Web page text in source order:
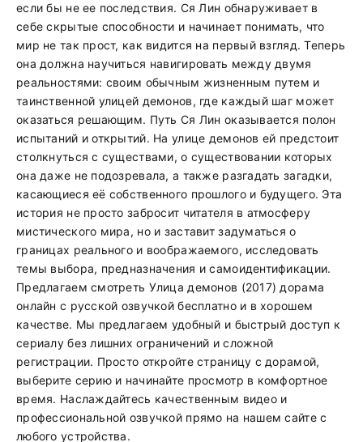
если бы не ее последствия. Ся Лин обнаруживает в
себе скрытые способности и начинает понимать, что
мир не так прост, как видится на первый взгляд. Теперь
она должна научиться навигировать между двумя
реальностями: своим обычным жизненным путем и
таинственной улицей демонов, где каждый шаг может
оказаться решающим. Путь Ся Лин оказывается полон
испытаний и открытий. На улице демонов ей предстоит
столкнуться с существами, о существовании которых
она даже не подозревала, а также разгадать загадки,
касающиеся её собственного прошлого и будущего. Эта
история не просто забросит читателя в атмосферу
мистического мира, но и заставит задуматься о
границах реального и воображаемого, исследовать
темы выбора, предназначения и самоидентификации.
Предлагаем смотреть Улица демонов (2017) дорама
онлайн с русской озвучкой бесплатно и в хорошем
качестве. Мы предлагаем удобный и быстрый доступ к
сериалу без лишних ограничений и сложной
регистрации. Просто откройте страницу с дорамой,
выберите серию и начинайте просмотр в комфортное
время. Наслаждайтесь качественным видео и
профессиональной озвучкой прямо на нашем сайте с
любого устройства.